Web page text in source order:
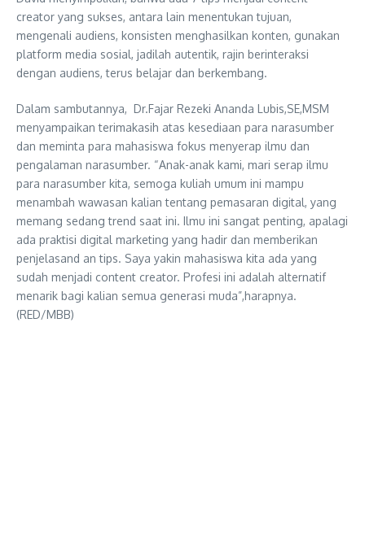
creator yang sukses, antara lain menentukan tujuan,
mengenali audiens, konsisten menghasilkan konten, gunakan
platform media sosial, jadilah autentik, rajin berinteraksi
dengan audiens, terus belajar dan berkembang.
Dalam sambutannya, Dr.Fajar Rezeki Ananda Lubis,SE,MSM
menyampaikan terimakasih atas kesediaan para narasumber
dan meminta para mahasiswa fokus menyerap ilmu dan
pengalaman narasumber. “Anak-anak kami, mari serap ilmu
para narasumber kita, semoga kuliah umum ini mampu
menambah wawasan kalian tentang pemasaran digital, yang
memang sedang trend saat ini. Ilmu ini sangat penting, apalagi
ada praktisi digital marketing yang hadir dan memberikan
penjelasand an tips. Saya yakin mahasiswa kita ada yang
sudah menjadi content creator. Profesi ini adalah alternatif
menarik bagi kalian semua generasi muda”,harapnya.
(RED/MBB)